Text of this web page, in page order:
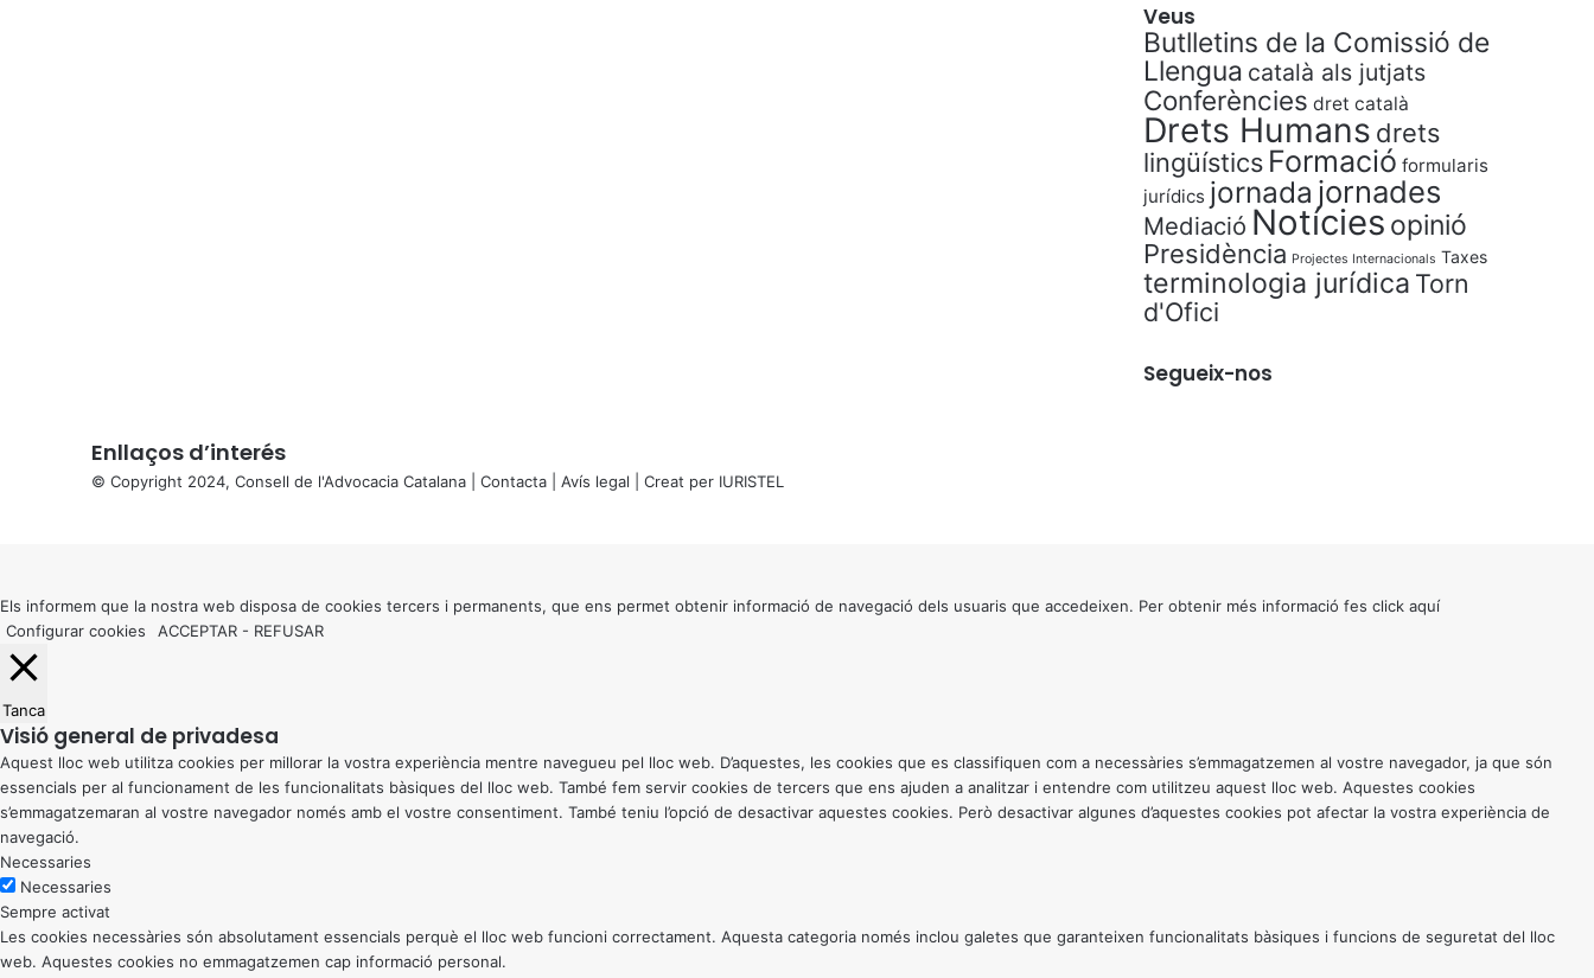
Veus
Butlletins de la Comissió de
Llengua català als jutjats
Conferències dret català
Drets Humans drets
lingüístics Formació formularis
jurídics jornada jornades
Mediació Notícies opinió
Presidència Projectes Internacionals Taxes
terminologia jurídica Torn
d'Ofici
Segueix-nos
Enllaços d’interés
© Copyright 2024, Consell de l'Advocacia Catalana | Contacta Avís legal | Creat per IURISTEL
button
Els informem que la nostra web disposa de cookies tercers i permanents, que ens permet obtenir informació de navegació dels usuaris que accedeixen. Per obtenir més informació fes click aquí
Configurar cookies
ACCEPTAR - REFUSAR
Tanca
Visió general de privadesa
Aquest lloc web utilitza cookies per millorar la vostra experiència mentre navegueu pel lloc web. D’aquestes, les cookies que es classifiquen com a necessàries s’emmagatzemen al vostre navegador, ja que són
essencials per al funcionament de les funcionalitats bàsiques del lloc web. També fem servir cookies de tercers que ens ajuden a analitzar i entendre com utilitzeu aquest lloc web. Aquestes cookies
s’emmagatzemaran al vostre navegador només amb el vostre consentiment. També teniu l’opció de desactivar aquestes cookies. Però desactivar algunes d’aquestes cookies pot afectar la vostra experiència de
navegació.
Necessaries
Necessaries
Sempre activat
Les cookies necessàries són absolutament essencials perquè el lloc web funcioni correctament. Aquesta categoria només inclou galetes que garanteixen funcionalitats bàsiques i funcions de seguretat del lloc
web. Aquestes cookies no emmagatzemen cap informació personal.